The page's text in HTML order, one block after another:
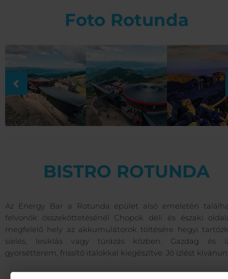
Foto Rotunda
BISTRO ROTUNDA
Az Energy Bar a Rotunda épület alsó emeletén
felvonók összeköttetésénél Chopok déli és északi
megfelelő hely az akkumulátorok töltésére hegyi
síelés, lesiklás vagy túrázás közben. Gazdag és
gyorsétterem, frissítő italokkal kiegészítve. Jó ízlést